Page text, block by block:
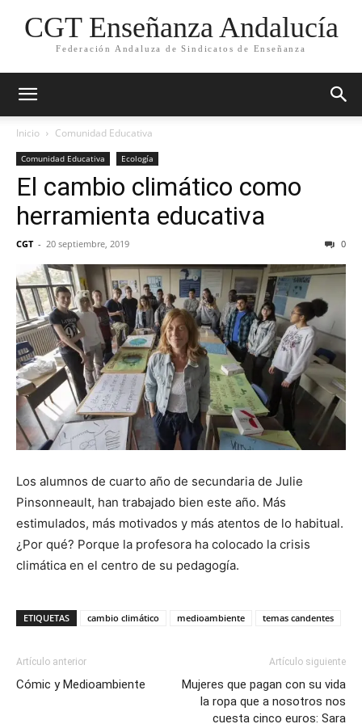
CGT Enseñanza Andalucía
Federación Andaluza de Sindicatos de Enseñanza
Inicio Comunidad Educativa
Comunidad Educativa Ecología
El cambio climático como
herramienta educativa
CGT - 20 septiembre, 2019 0
Los alumnos de cuarto año de secundaria de Julie
Pinsonneault, han trabajado bien este año. Más
estimulados, más motivados y más atentos de lo habitual.
¿Por qué? Porque la profesora ha colocado la crisis
climática en el centro de su pedagogía.
ETIQUETAS cambio climático medioambiente temas candentes
Artículo anterior
Cómic y Medioambiente
Artículo siguiente
Mujeres que pagan con su vida
la ropa que a nosotros nos
cuesta cinco euros: Sara